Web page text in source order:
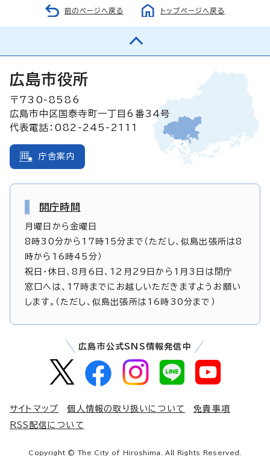
前のページへ戻る トップページへ戻る
広島市役所
〒730-8586
広島市中区国泰寺町一丁目6番34号
代表電話：082-245-2111
庁舎案内
開庁時間
月曜日から金曜日
8時30分から17時15分まで（ただし、似島出張所は8
時から16時45分）
祝日・休日、8月6日、12月29日から1月3日は閉庁
窓口へは、17時までにお越しいただきますようお願い
します。（ただし、似島出張所は16時30分まで）
広島市公式SNS情報発信中
サイトマップ 個人情報の取り扱いについて
免責事項
RSS配信について
Copyright © The City of Hiroshima. All Rights Reserved.